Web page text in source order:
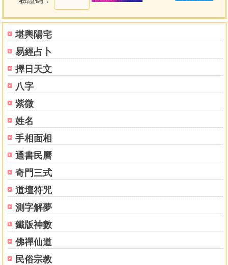
堪輿陽宅
易經占卜
擇日天文
八字
紫微
姓名
手相面相
通書民曆
奇門三式
道壇符咒
測字解夢
鐵版神數
佛禪仙道
民俗宗教